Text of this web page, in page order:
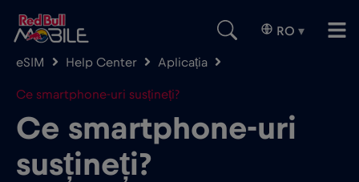
RO ▾
eSIM Help Center Aplicația
Ce smartphone-uri susțineți?
Ce smartphone-uri
susțineți?